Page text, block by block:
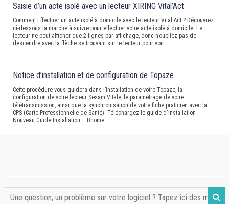
Saisie d’un acte isolé avec un lecteur XIRING Vital’Act
Comment Effectuer un acte isolé à domicile avec le lecteur Vital Act ? Découvrez
ci-dessous la marche à suivre pour effectuer votre acte isolé à domicile. Le
lecteur ne peut afficher que 2 lignes par affichage, donc n’oubliez pas de
descendre avec la flèche se trouvant sur le lecteur pour voir…
Notice d’installation et de configuration de Topaze
Cette procédure vous guidera dans l’installation de votre Topaze, la
configuration de votre lecteur Sesam Vitale, le paramétrage de votre
télétransmission, ainsi que la synchronisation de votre fiche praticien avec la
CPS (Carte Professionnelle de Santé). Téléchargez le guide d'installation
Nouveau Guide Installation – Bhome